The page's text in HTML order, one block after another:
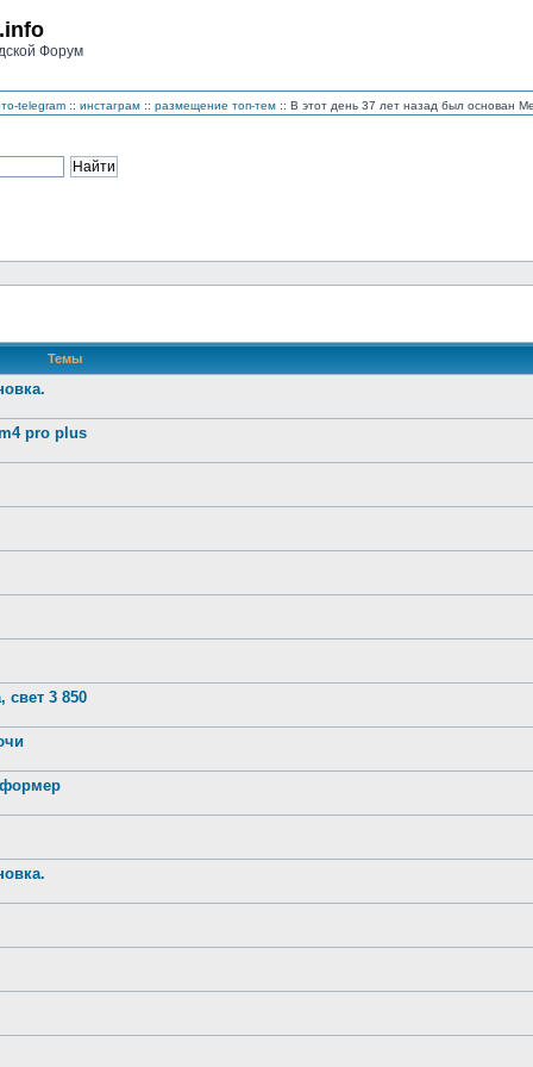
Форум
telegram :: инстаграм :: размещение топ-тем :: В этот день 37 лет назад был основан
Темы
pro plus
свет 3 850